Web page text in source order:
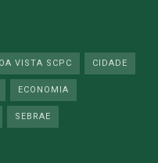
VISTA SCPC CIDADE
ECONOMIA
SEBRAE